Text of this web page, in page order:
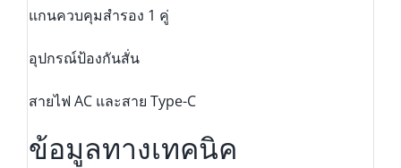
แกนควบคุมสำรอง 1 คู่
อุปกรณ์ป้องกันสั่น
สายไฟ AC และสาย Type-C
ข้อมูลทางเทคนิค